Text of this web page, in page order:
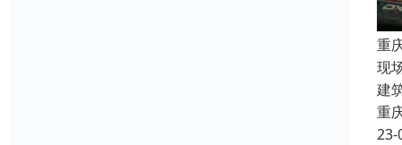
重
现
建
重
23-